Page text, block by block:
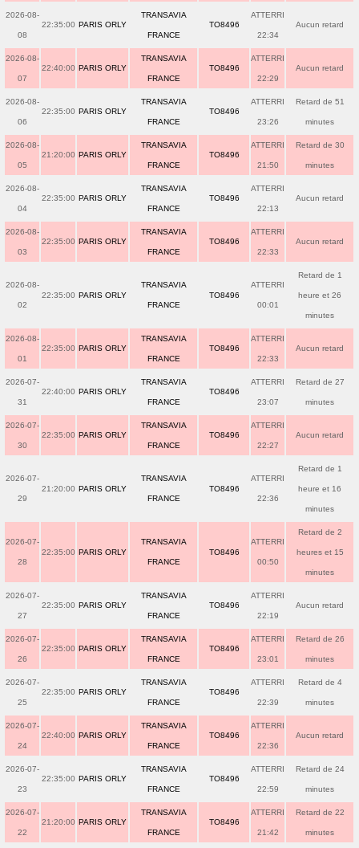
2026-08-
08
22:35:00 PARIS ORLY
TRANSAVIA
FRANCE
TO8496
ATTERRI
22:34
Aucun retard
2026-08-
07
22:40:00 PARIS ORLY
TRANSAVIA
FRANCE
TO8496
ATTERRI
22:29
Aucun retard
2026-08-
06
22:35:00 PARIS ORLY
TRANSAVIA
FRANCE
TO8496
ATTERRI
23:26
Retard de 51
minutes
2026-08-
05
21:20:00 PARIS ORLY
TRANSAVIA
FRANCE
TO8496
ATTERRI
21:50
Retard de 30
minutes
2026-08-
04
22:35:00 PARIS ORLY
TRANSAVIA
FRANCE
TO8496
ATTERRI
22:13
Aucun retard
2026-08-
03
22:35:00 PARIS ORLY
TRANSAVIA
FRANCE
TO8496
ATTERRI
22:33
Aucun retard
2026-08-
02
22:35:00 PARIS ORLY
TRANSAVIA
FRANCE
TO8496
ATTERRI
00:01
Retard de 1
heure et 26
minutes
2026-08-
01
22:35:00 PARIS ORLY
TRANSAVIA
FRANCE
TO8496
ATTERRI
22:33
Aucun retard
2026-07-
31
22:40:00 PARIS ORLY
TRANSAVIA
FRANCE
TO8496
ATTERRI
23:07
Retard de 27
minutes
2026-07-
30
22:35:00 PARIS ORLY
TRANSAVIA
FRANCE
TO8496
ATTERRI
22:27
Aucun retard
2026-07-
29
21:20:00 PARIS ORLY
TRANSAVIA
FRANCE
TO8496
ATTERRI
22:36
Retard de 1
heure et 16
minutes
2026-07-
28
22:35:00 PARIS ORLY
TRANSAVIA
FRANCE
TO8496
ATTERRI
00:50
Retard de 2
heures et 15
minutes
2026-07-
27
22:35:00 PARIS ORLY
TRANSAVIA
FRANCE
TO8496
ATTERRI
22:19
Aucun retard
2026-07-
26
22:35:00 PARIS ORLY
TRANSAVIA
FRANCE
TO8496
ATTERRI
23:01
Retard de 26
minutes
2026-07-
25
22:35:00 PARIS ORLY
TRANSAVIA
FRANCE
TO8496
ATTERRI
22:39
Retard de 4
minutes
2026-07-
24
22:40:00 PARIS ORLY
TRANSAVIA
FRANCE
TO8496
ATTERRI
22:36
Aucun retard
2026-07-
23
22:35:00 PARIS ORLY
TRANSAVIA
FRANCE
TO8496
ATTERRI
22:59
Retard de 24
minutes
2026-07-
22
21:20:00 PARIS ORLY
TRANSAVIA
FRANCE
TO8496
ATTERRI
21:42
Retard de 22
minutes